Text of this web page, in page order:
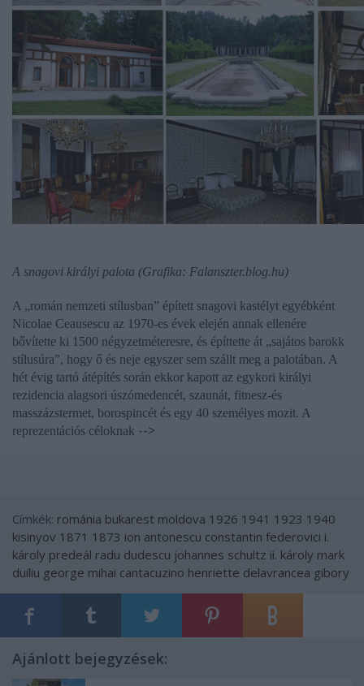
A snagovi királyi palota (Grafika: Falanszter.blog.hu)
A „román nemzeti stílusban” épített snagovi kastélyt egyébként
Nicolae Ceausescu az 1970-es évek elején annak ellenére
bővítette ki 1500 négyzetméteresre, és építtette át „sajátos barokk
stílusúra”, hogy ő és neje egyszer sem szállt meg a palotában. A
hét évig tartó átépítés során ekkor kapott az egykori királyi
rezidencia alagsori úszómedencét, szaunát, fitnesz-és
masszázstermet, borospincét és egy 40 személyes mozit. A
reprezentációs céloknak -->
Címkék: románia bukarest moldova 1926 1941 1923 1940
kisinyov 1871 1873 ion antonescu constantin federovici i.
károly predeál radu dudescu johannes schultz ii. károly mark
duiliu george mihai cantacuzino henriette delavrancea gibory
Ajánlott bejegyzések: